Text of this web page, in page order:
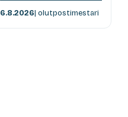
6.8.2026| olutpostimestari